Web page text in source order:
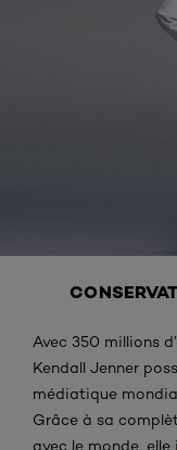
Avec 350 millions
Kendall Jenner
médiatique
Grâce à sa
avec le monde,